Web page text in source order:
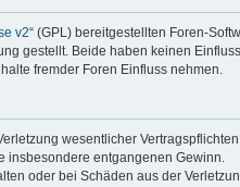
v2“ (GPL) bereitgestellten Foren-
gestellt. Beide haben keinen
fremder Foren Einfluss nehmen.
wesentlicher
insbesondere entgangenen Gewinn.
oder bei Schäden aus der